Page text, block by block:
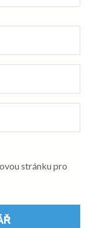
stránku pro